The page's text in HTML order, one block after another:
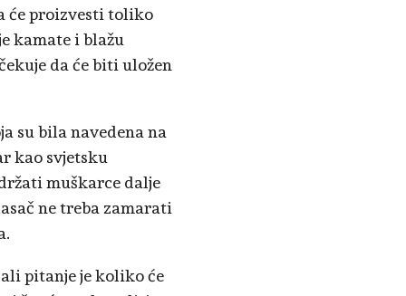
će proizvesti toliko
kamate i blažu
da će biti uložen
su bila navedena na
kao svjetsku
muškarce dalje
ne treba zamarati
pitanje je koliko će